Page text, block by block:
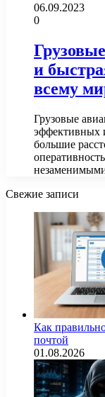
06.09.2023
0
и
всему
Грузовые
эффективных
большие
Свежие записи
Как
почтой
01.08.2026